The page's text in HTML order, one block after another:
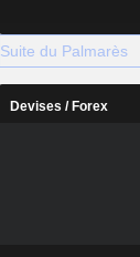
Suite du Palmarès
Devises / Forex